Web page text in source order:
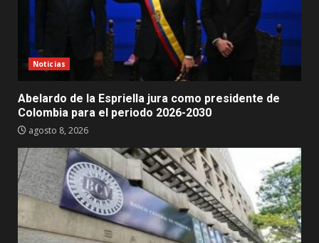
Noticias
Abelardo de la Espriella jura como presidente de
Colombia para el periodo 2026-2030
agosto 8, 2026